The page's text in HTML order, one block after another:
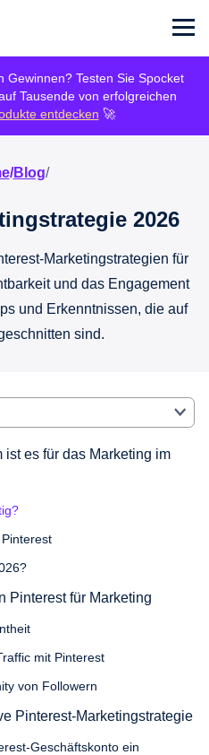
Gewinnen? Testen Sie Spocket
Tausende von erfolgreichen
entdecken 🚀
/Blog/
2026
Marketingstrategien für
und das Engagement
und Erkenntnissen, die auf
sind.
ist es für das Marketing im
Pinterest für Marketing
mit Pinterest
von Followern
Pinterest-Marketingstrategie
Geschäftskonto ein